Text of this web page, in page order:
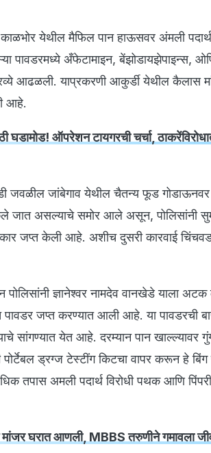
येथील मैफिल पान हाऊसवर अंमली
पावडरमध्ये अँफेटामाइन, बेंझोडायझेपाइन्स,
आढळली. याप्रकरणी आकुर्डी येथील कैलास
आहे.
ऑपरेशन टायगरची चर्चा, ठाकरेंविरोधात
जवळील जांबेगाव येथील चैतन्य फूड
जात असल्याचे समोर आले असून, पोलिसांनी
जप्त केली आहे. अशीच दुसरी कारवाई
पोलिसांनी ज्ञानेश्वर नामदेव वानखेडे याला
पावडर जप्त करण्यात आली आहे. या पावडरची
सांगण्यात येत आहे. दरम्यान पान खाल्ल्यावर
पोर्टेबल ड्रग्ज टेस्टींग किटचा वापर करून हे
तपास अमली पदार्थ विरोधी पथक आणि
घरात आणली, MBBS तरुणीने गमावला